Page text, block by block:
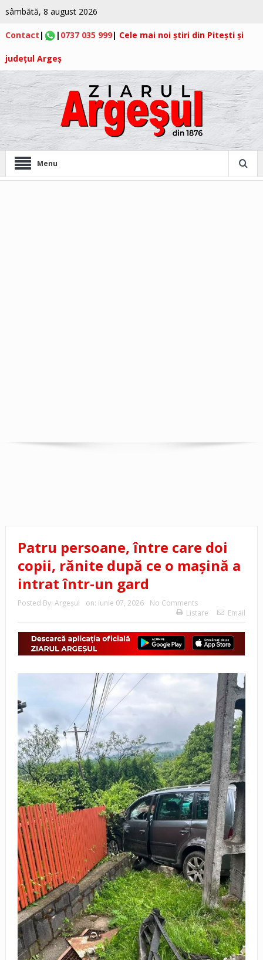
sâmbătă, 8 august 2026
Contact | | 0737 035 999| Cele mai noi știri din Pitești și
județul Argeș
Menu
Patru persoane, între care doi
copii, rănite după ce o maşină a
intrat într-un gard
Posted By: Argeşul on: iunie 07, 2026
No Comments
Listare
Email